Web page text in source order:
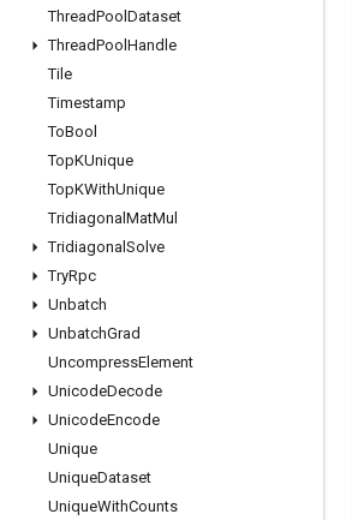
ThreadPool Dataset
ThreadPool Handle
Tile
Timestamp
ToBool
TopKUnique
TopKWithUnique
Tridiagonal MatMul
Tridiagonal Solve
TryRpc
Unbatch
UnbatchGrad
UncompressElement
UnicodeDecode
UnicodeEncode
Unique
UniqueDataset
UniqueWithCounts